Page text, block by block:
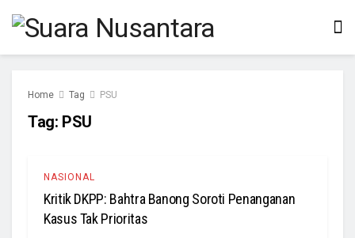
Home Tag PSU
Tag: PSU
NASIONAL
Kritik DKPP: Bahtra Banong Soroti Penanganan
Kasus Tak Prioritas